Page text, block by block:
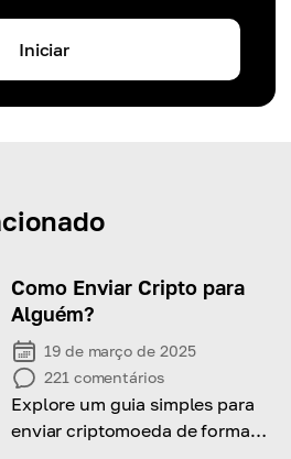
Iniciar
Como Enviar Cripto para
Alguém?
19 de março de 2025
221 comentários
Explore um guia simples para
enviar criptomoeda de forma